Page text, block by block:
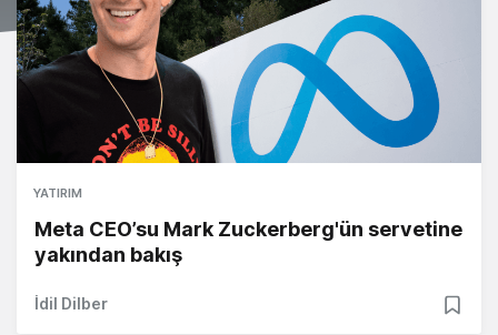
YATIRIM
Meta CEO’su Mark Zuckerberg'ün servetine
yakından bakış
İdil Dilber